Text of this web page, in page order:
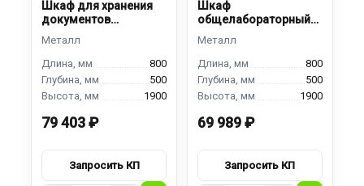
Шкаф для хранения
документов
800
500
1900
79 403 ₽
Шкаф
общелабораторный
800
500
1900
69 989 ₽